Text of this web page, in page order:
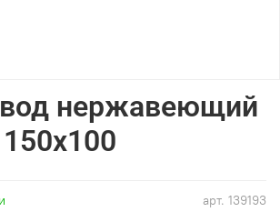
арт. 139193
нержавеющий